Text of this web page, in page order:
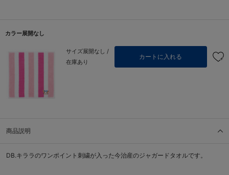
カラー展開なし
サイズ展開なし /
在庫あり
カートに入れる
商品説明
DB.キララのワンポイント刺繍が入った今治産のジャガードタオルです。